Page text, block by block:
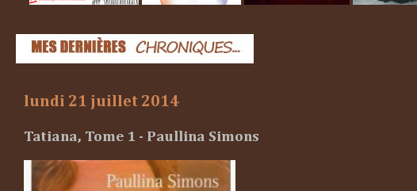
lundi 21 juillet 2014
Tatiana, Tome 1 - Paullina Simons